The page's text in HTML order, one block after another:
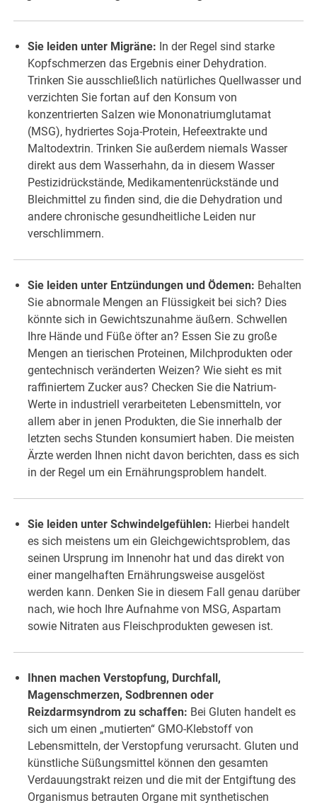
Sie leiden unter Migräne: In der Regel sind starke
Kopfschmerzen das Ergebnis einer Dehydration.
Trinken Sie ausschließlich natürliches Quellwasser und
verzichten Sie fortan auf den Konsum von
konzentrierten Salzen wie Mononatriumglutamat
(MSG), hydriertes Soja-Protein, Hefeextrakte und
Maltodextrin. Trinken Sie außerdem niemals Wasser
direkt aus dem Wasserhahn, da in diesem Wasser
Pestizidrückstände, Medikamentenrückstände und
Bleichmittel zu finden sind, die die Dehydration und
andere chronische gesundheitliche Leiden nur
verschlimmern.
Sie leiden unter Entzündungen und Ödemen: Behalten
Sie abnormale Mengen an Flüssigkeit bei sich? Dies
könnte sich in Gewichtszunahme äußern. Schwellen
Ihre Hände und Füße öfter an? Essen Sie zu große
Mengen an tierischen Proteinen, Milchprodukten oder
gentechnisch veränderten Weizen? Wie sieht es mit
raffiniertem Zucker aus? Checken Sie die Natrium-
Werte in industriell verarbeiteten Lebensmitteln, vor
allem aber in jenen Produkten, die Sie innerhalb der
letzten sechs Stunden konsumiert haben. Die meisten
Ärzte werden Ihnen nicht davon berichten, dass es sich
in der Regel um ein Ernährungsproblem handelt.
Sie leiden unter Schwindelgefühlen: Hierbei handelt
es sich meistens um ein Gleichgewichtsproblem, das
seinen Ursprung im Innenohr hat und das direkt von
einer mangelhaften Ernährungsweise ausgelöst
werden kann. Denken Sie in diesem Fall genau darüber
nach, wie hoch Ihre Aufnahme von MSG, Aspartam
sowie Nitraten aus Fleischprodukten gewesen ist.
Ihnen machen Verstopfung, Durchfall,
Magenschmerzen, Sodbrennen oder
Reizdarmsyndrom zu schaffen: Bei Gluten handelt es
sich um einen „mutierten“ GMO-Klebstoff von
Lebensmitteln, der Verstopfung verursacht. Gluten und
künstliche Süßungsmittel können den gesamten
Verdauungstrakt reizen und die mit der Entgiftung des
Organismus betrauten Organe mit synthetischen